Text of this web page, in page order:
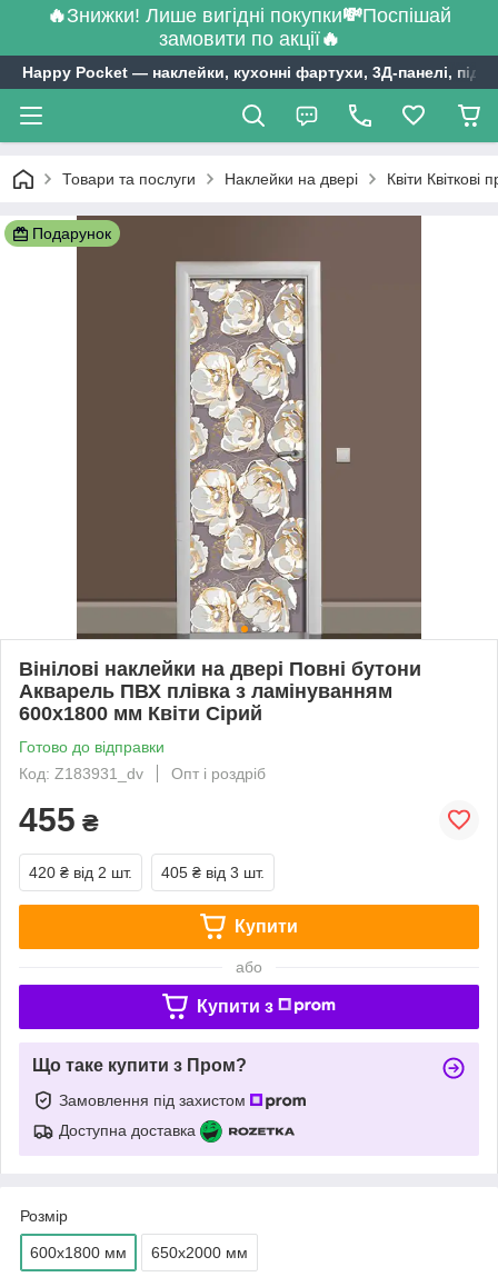
🔥Знижки! Лише вигідні покупки💸Поспішай
замовити по акції🔥
Happy Pocket ― наклейки, кухонні фартухи, 3Д-панелі,
Товари та послуги Наклейки на двері Квіти
Подарунок
Вінілові наклейки на двері Повні бутони
Акварель ПВХ плівка з ламінуванням
600х1800 мм Квіти Сірий
Готово до відправки
Код: Z183931_dv
Опт і роздріб
455 ₴
420 ₴ від 2 шт. 405 ₴ від 3 шт.
Купити
або
Купити з
Що таке купити з Пром?
Замовлення під захистом
Доступна доставка
Розмір
600х1800 мм 650х2000 мм